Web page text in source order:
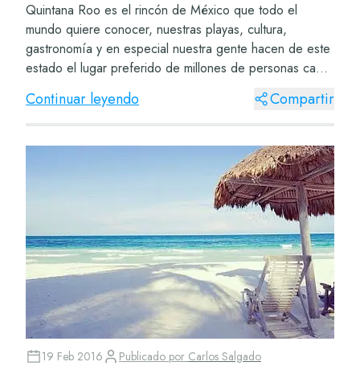
Quintana Roo es el rincón de México que todo el
mundo quiere conocer, nuestras playas, cultura,
gastronomía y en especial nuestra gente hacen de este
estado el lugar preferido de millones de personas cada
año. Si tu eres uno de ellos, entonces este t...
Continuar leyendo Compartir
19 Feb 2016 Publicado por Carlos Salgado